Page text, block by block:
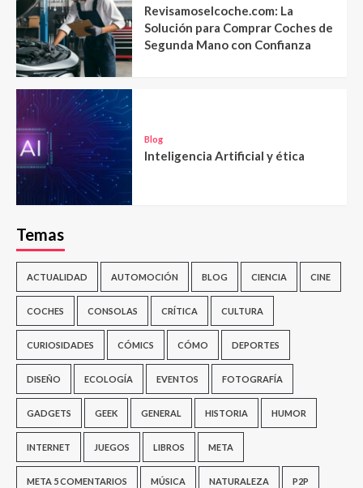
Revisamoselcoche.com: La
Solución para Comprar Coches de
Segunda Mano con Confianza
Blog
Inteligencia Artificial y ética
Temas
ACTUALIDAD AUTOMOCIÓN BLOG CIENCIA CINE
COCHES CONSOLAS CRÍTICA CULTURA
CURIOSIDADES CÓMICS CÓMO DEPORTES
DISEÑO ECOLOGÍA EVENTOS FOTOGRAFÍA
GADGETS GEEK GENERAL HISTORIA HUMOR
INTERNET JUEGOS LIBROS META
META 5 COMENTARIOS MÚSICA NATURALEZA P2P